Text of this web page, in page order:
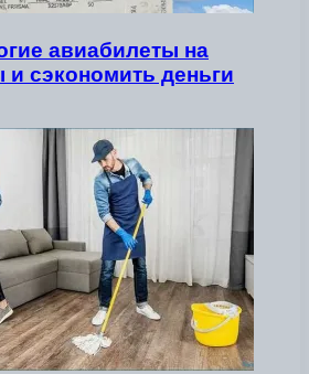
авиабилеты на
сэкономить деньги